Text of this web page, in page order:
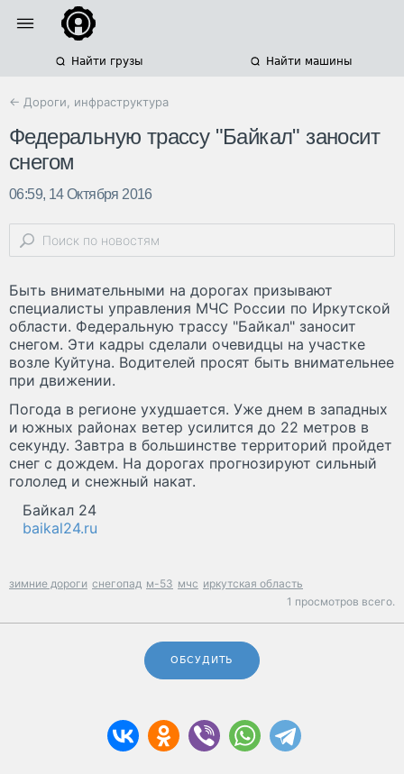
Найти грузы Найти машины
← Дороги, инфраструктура
Федеральную трассу "Байкал" заносит
снегом
06:59, 14 Октября 2016
Быть внимательными на дорогах призывают
специалисты управления МЧС России по Иркутской
области. Федеральную трассу "Байкал" заносит
снегом. Эти кадры сделали очевидцы на участке
возле Куйтуна. Водителей просят быть внимательнее
при движении.
Погода в регионе ухудшается. Уже днем в западных
и южных районах ветер усилится до 22 метров в
секунду. Завтра в большинстве территорий пройдет
снег с дождем. На дорогах прогнозируют сильный
гололед и снежный накат.
Байкал 24
baikal24.ru
зимние дороги снегопад м-53 мчс иркутская область
1 просмотров всего.
ОБСУДИТЬ